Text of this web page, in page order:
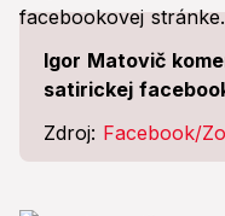
Igor Matovič
satirickej
Zdroj: Facebook/